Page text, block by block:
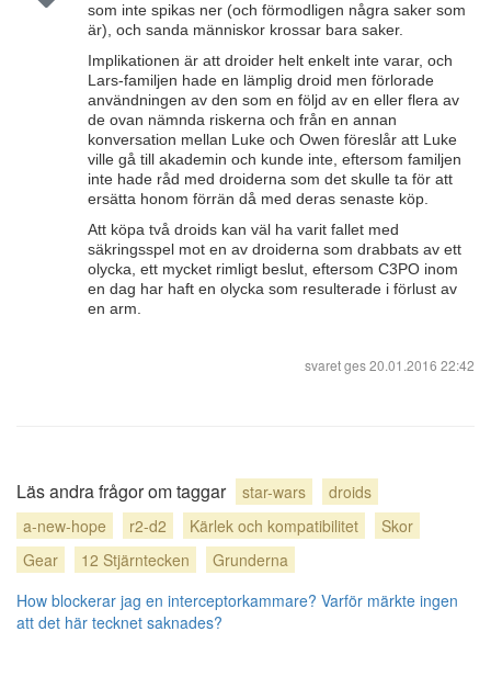
som inte spikas ner (och förmodligen några saker som
är), och sanda människor krossar bara saker.
Implikationen är att droider helt enkelt inte varar, och
Lars-familjen hade en lämplig droid men förlorade
användningen av den som en följd av en eller flera av
de ovan nämnda riskerna och från en annan
konversation mellan Luke och Owen föreslår att Luke
ville gå till akademin och kunde inte, eftersom familjen
inte hade råd med droiderna som det skulle ta för att
ersätta honom förrän då med deras senaste köp.
Att köpa två droids kan väl ha varit fallet med
säkringsspel mot en av droiderna som drabbats av ett
olycka, ett mycket rimligt beslut, eftersom C3PO inom
en dag har haft en olycka som resulterade i förlust av
en arm.
svaret ges20.01.2016 22:42
Läs andra frågor om taggar star-wars
droids
a-new-hope
r2-d2 Kärlek och kompatibilitet
Skor
Gear
12 Stjärntecken
Grunderna
How blockerar jag en interceptorkammare? Varför märkte ingen
att det här tecknet saknades?